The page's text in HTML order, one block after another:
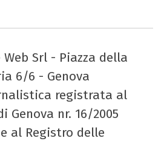
Srl - Piazza della
6/6 - Genova
registrata al
Genova nr. 16/2005
al Registro delle